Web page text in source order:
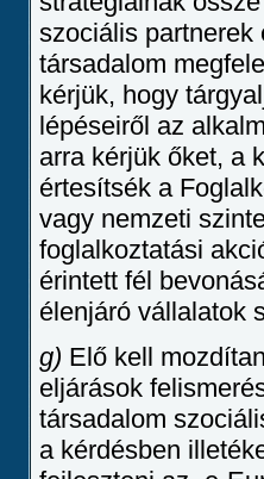
szociális partnerek
társadalom
kérjük, hogy
lépéseiről az
arra kérjük őket, a
értesítsék a
vagy nemzeti
foglalkoztatási
érintett fél
élenjáró vállalatok
g) Elő kell
eljárások
társadalom
a kérdésben